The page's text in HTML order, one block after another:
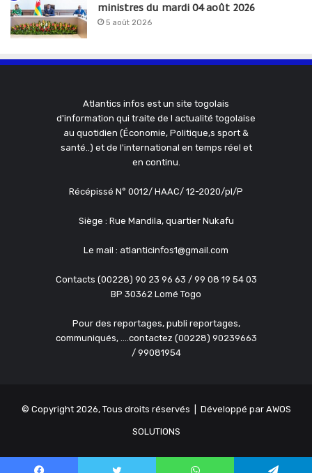
ministres du mardi 04 août 2026
5 août 2026
Atlantics infos est un site togolais
d'information qui traite de l actualité togolaise
au quotidien (Économie, Politique,s sport &
santé..) et de l'international en temps réel et
en continu.
Récépissé N° 0012/ HAAC/ 12-2020/pl/P
Siège : Rue Mandila, quartier Nukafu
Le mail : atlanticinfos1@gmail.com
Contacts (00228) 90 23 96 63 / 99 08 19 54 03
BP 30362 Lomé Togo
Pour des reportages, publi reportages,
communiqués, ....contactez (00228) 90239663
/ 99081954
© Copyright 2026, Tous droits réservés | Développé par AWOS
SOLUTIONS